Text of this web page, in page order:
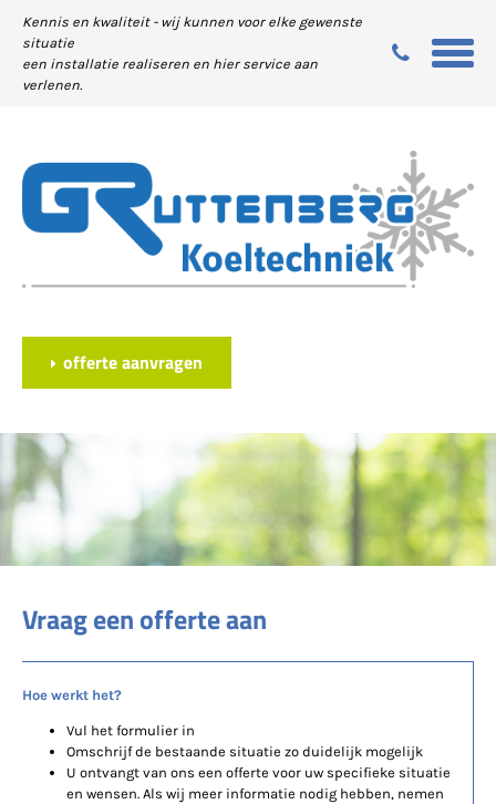
Kennis en kwaliteit - wij kunnen voor elke gewenste
situatie
een installatie realiseren en hier service aan
verlenen.
offerte aanvragen
Vraag een offerte aan
Hoe werkt het?
Vul het formulier in
Omschrijf de bestaande situatie zo duidelijk mogelijk
U ontvangt van ons een offerte voor uw specifieke situatie
en wensen. Als wij meer informatie nodig hebben, nemen